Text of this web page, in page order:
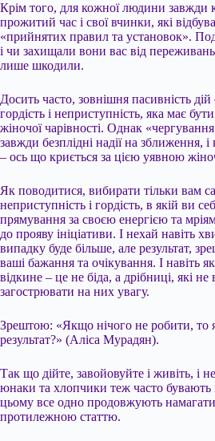
Крім того, для кожної людини завжди
прожитий час і свої вчинки, які
«прийнятих правил та установок».
і чи захищали вони вас від
лише шкодили.
Досить часто, зовнішня пасивність
гордість і неприступність, яка має
жіночої чарівності. Однак
завжди безплідні надії на зближення,
– ось що криється за цією уявною
Як поводитися, вибирати тільки вам
неприступність і гордість, в якій ви
прямування за своєю енергією та
до прояву ініціативи. І нехай навіть
випадку буде більше, але результат,
ваші бажання та очікування. І навіть
відкине – це не біда, а дрібниці, які не
загострювати на них увагу.
Зрештою: «Якщо нічого не робити, то
результат?» (Аліса Мурадян).
Так що дійте, завойовуйте і живіть, і
юнаки та хлопчики теж часто бувають
цьому все одно продовжують
протилежною статтю.